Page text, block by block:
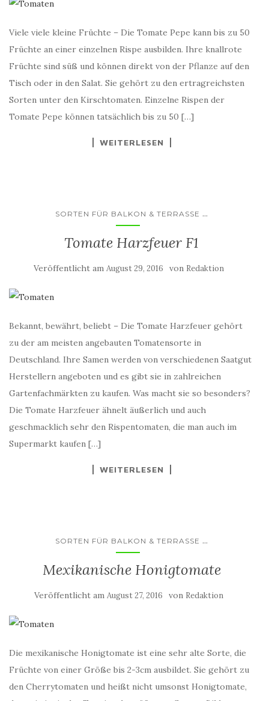
Viele viele kleine Früchte – Die Tomate Pepe kann bis zu 50
Früchte an einer einzelnen Rispe ausbilden. Ihre knallrote
Früchte sind süß und können direkt von der Pflanze auf den
Tisch oder in den Salat. Sie gehört zu den ertragreichsten
Sorten unter den Kirschtomaten. Einzelne Rispen der
Tomate Pepe können tatsächlich bis zu 50 […]
WEITERLESEN
SORTEN FÜR BALKON & TERRASSE ...
Tomate Harzfeuer F1
Veröffentlicht am August 29, 2016 von Redaktion
Bekannt, bewährt, beliebt – Die Tomate Harzfeuer gehört
zu der am meisten angebauten Tomatensorte in
Deutschland. Ihre Samen werden von verschiedenen Saatgut
Herstellern angeboten und es gibt sie in zahlreichen
Gartenfachmärkten zu kaufen. Was macht sie so besonders?
Die Tomate Harzfeuer ähnelt äußerlich und auch
geschmacklich sehr den Rispentomaten, die man auch im
Supermarkt kaufen […]
WEITERLESEN
SORTEN FÜR BALKON & TERRASSE ...
Mexikanische Honigtomate
Veröffentlicht am August 27, 2016 von Redaktion
Die mexikanische Honigtomate ist eine sehr alte Sorte, die
Früchte von einer Größe bis 2-3cm ausbildet. Sie gehört zu
den Cherrytomaten und heißt nicht umsonst Honigtomate,